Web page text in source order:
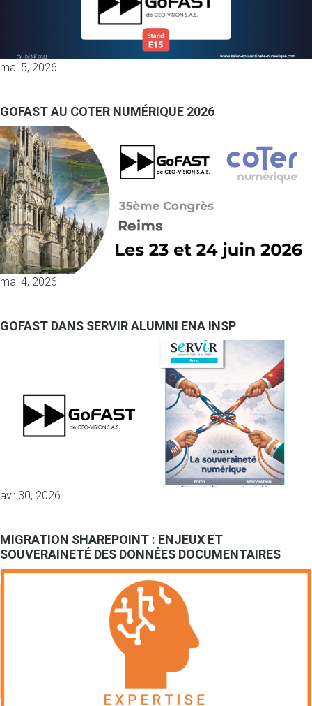
mai 5, 2026
GOFAST AU COTER NUMÉRIQUE 2026
mai 4, 2026
GOFAST DANS SERVIR ALUMNI ENA INSP
avr 30, 2026
MIGRATION SHAREPOINT : ENJEUX ET
SOUVERAINETÉ DES DONNÉES DOCUMENTAIRES